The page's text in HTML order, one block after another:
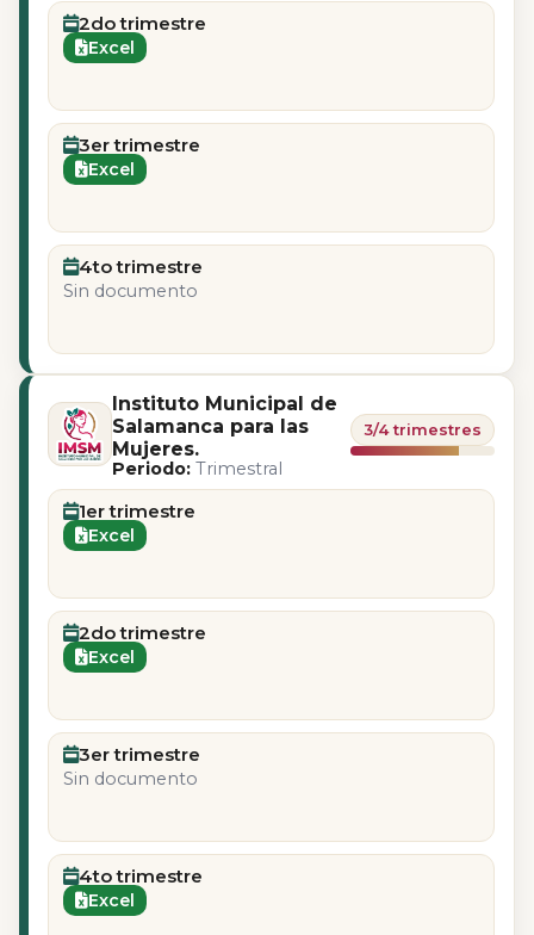
2do trimestre
Excel
3er trimestre
Excel
4to trimestre
Sin documento
Instituto Municipal de
Salamanca para las
Mujeres.
Periodo: Trimestral
3/4 trimestres
1er trimestre
Excel
2do trimestre
Excel
3er trimestre
Sin documento
4to trimestre
Excel